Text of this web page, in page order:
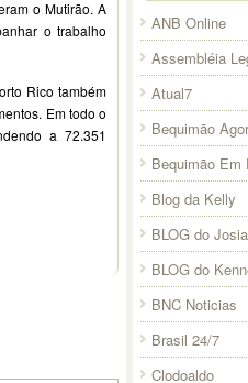
o Mutirão. A
o trabalho
Rico também
Em todo o
a 72.351
ANB Online
Assembléia
Atual7
Bequimão
Bequimão Em
Blog da Kelly
BLOG do
BLOG do
BNC Noticias
Brasil 24/7
Clodoaldo